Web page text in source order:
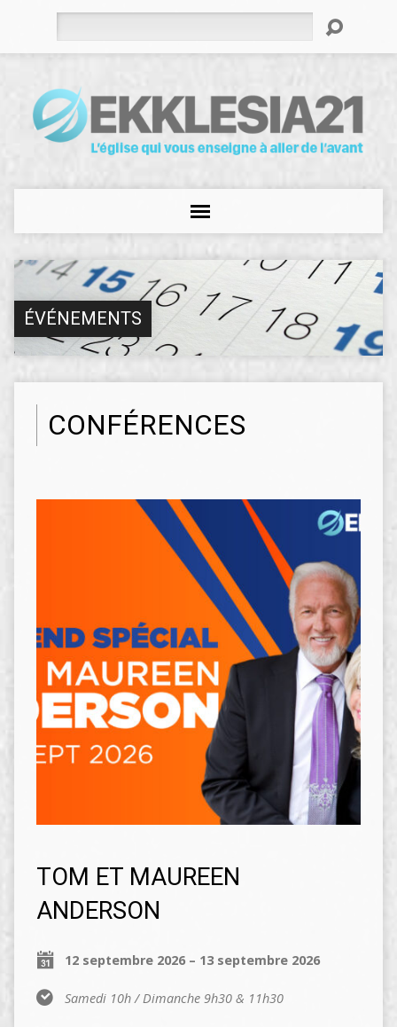
ÉVÉNEMENTS
CONFÉRENCES
TOM ET MAUREEN
ANDERSON
12 septembre 2026 – 13 septembre 2026
Samedi 10h / Dimanche 9h30 & 11h30